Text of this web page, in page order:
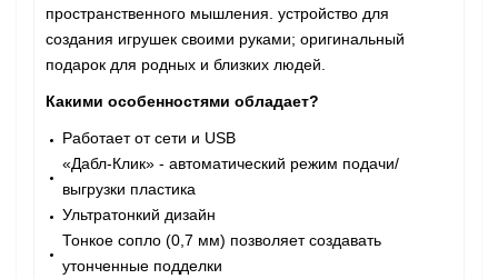
пространственного мышления. устройство для
создания игрушек своими руками; оригинальный
подарок для родных и близких людей.
Какими особенностями обладает?
Работает от сети и USB
«Дабл-Клик» - автоматический режим подачи/
выгрузки пластика
Ультратонкий дизайн
Тонкое сопло (0,7 мм) позволяет создавать
утонченные подделки